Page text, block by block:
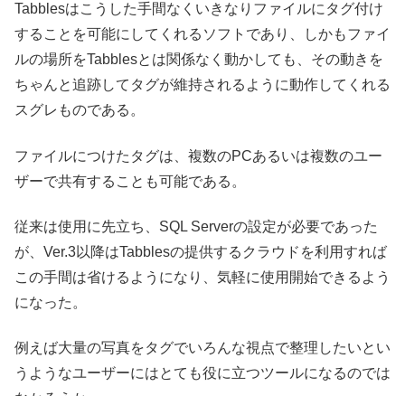
Tabblesはこうした手間なくいきなりファイルにタグ付け
することを可能にしてくれるソフトであり、しかもファイ
ルの場所をTabblesとは関係なく動かしても、その動きを
ちゃんと追跡してタグが維持されるように動作してくれる
スグレものである。
ファイルにつけたタグは、複数のPCあるいは複数のユー
ザーで共有することも可能である。
従来は使用に先立ち、SQL Serverの設定が必要であった
が、Ver.3以降はTabblesの提供するクラウドを利用すれば
この手間は省けるようになり、気軽に使用開始できるよう
になった。
例えば大量の写真をタグでいろんな視点で整理したいとい
うようなユーザーにはとても役に立つツールになるのでは